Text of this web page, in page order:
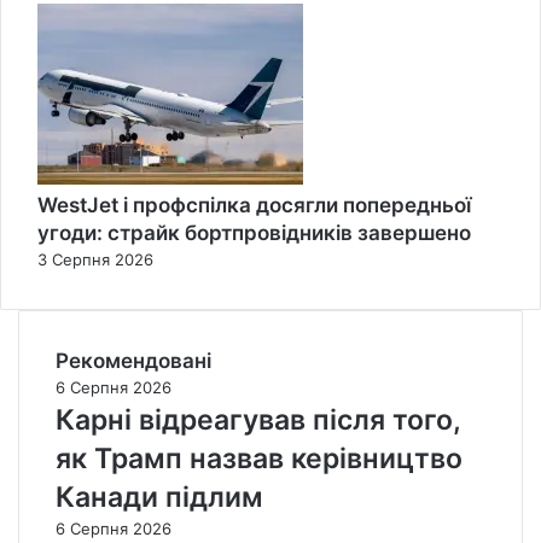
WestJet і профспілка досягли попередньої
угоди: страйк бортпровідників завершено
3 Серпня 2026
Рекомендовані
6 Серпня 2026
Карні відреагував після того,
як Трамп назвав керівництво
Канади підлим
6 Серпня 2026